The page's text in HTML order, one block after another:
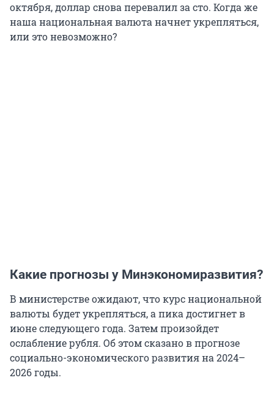
октября, доллар снова перевалил за сто. Когда же
наша национальная валюта начнет укрепляться,
или это невозможно?
Какие прогнозы у Минэкономиразвития?
В министерстве ожидают, что курс национальной
валюты будет укрепляться, а пика достигнет в
июне следующего года. Затем произойдет
ослабление рубля. Об этом сказано в прогнозе
социально-экономического развития на 2024–
2026 годы.